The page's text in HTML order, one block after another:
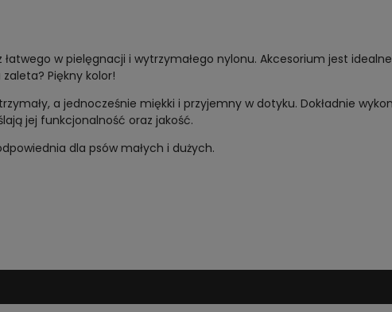
łatwego w pielęgnacji i wytrzymałego nylonu. Akcesorium jest
Piękny kolor!
a jednocześnie miękki i przyjemny w dotyku. Dokładnie
jej funkcjonalność oraz jakość.
dla psów małych i dużych.